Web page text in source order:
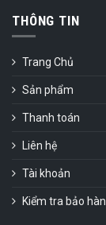
THÔNG TIN
Trang Chủ
Sản phẩm
Thanh toán
Liên hệ
Tài khoản
Kiểm tra bảo